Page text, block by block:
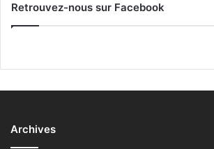
Retrouvez-nous sur Facebook
Archives